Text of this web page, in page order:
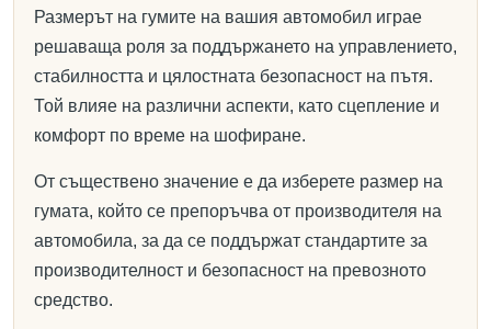
Размерът на гумите на вашия автомобил играе
решаваща роля за поддържането на управлението,
стабилността и цялостната безопасност на пътя.
Той влияе на различни аспекти, като сцепление и
комфорт по време на шофиране.
От съществено значение е да изберете размер на
гумата, който се препоръчва от производителя на
автомобила, за да се поддържат стандартите за
производителност и безопасност на превозното
средство.